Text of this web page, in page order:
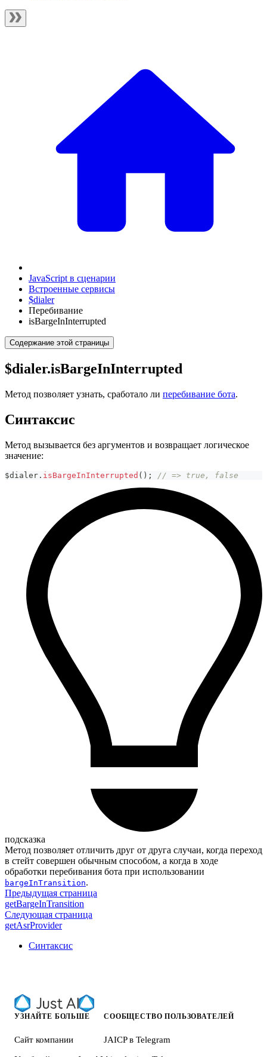
JavaScript в сценарии
Встроенные сервисы
$dialer
Перебивание
isBargeInInterrupted
Содержание этой страницы
$dialer.isBargeInInterrupted
Метод позволяет узнать, сработало ли перебивание бота.
Синтаксис
Метод вызывается без аргументов и возвращает логическое
значение:
$dialer . isBargeInInterrupted ( ) ; // => true, false
подсказка
Метод позволяет отличить друг от друга случаи, когда переход
в стейт совершен обычным способом, а когда в ходе
обработки перебивания бота при использовании
bargeInTransition.
Предыдущая страница
getBargeInTransition
Следующая страница
getAsrProvider
Синтаксис
УЗНАЙТЕ БОЛЬШЕ
Сайт компании
СООБЩЕСТВО ПОЛЬЗОВАТЕЛЕЙ
JAICP в Telegram